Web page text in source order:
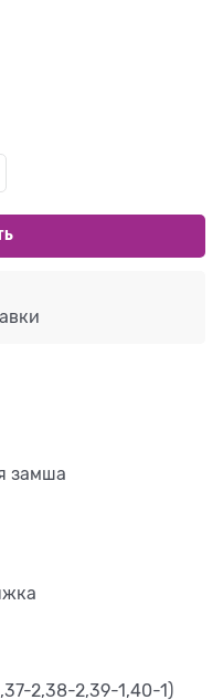
замша
2,38-2,39-1,40-1)